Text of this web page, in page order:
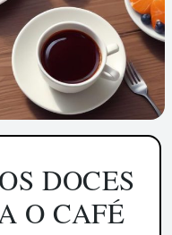
DOCES
O CAFÉ